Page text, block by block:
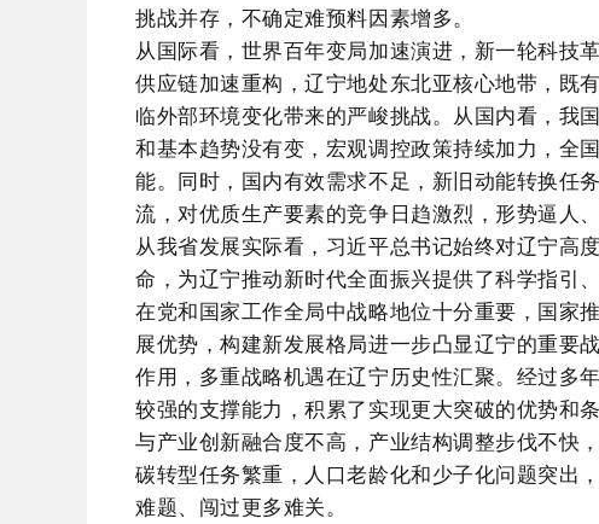
挑战并存，不确定难预料因素增多。
从国际看，世界百年变局加速演进，新一轮科技
供应链加速重构，辽宁地处东北亚核心地带，既
临外部环境变化带来的严峻挑战。从国内看，我
和基本趋势没有变，宏观调控政策持续加力，全
能。同时，国内有效需求不足，新旧动能转换任
流，对优质生产要素的竞争日趋激烈，形势逼人、
从我省发展实际看，习近平总书记始终对辽宁高
命，为辽宁推动新时代全面振兴提供了科学指引
在党和国家工作全局中战略地位十分重要，国家
展优势，构建新发展格局进一步凸显辽宁的重要
作用，多重战略机遇在辽宁历史性汇聚。经过多
较强的支撑能力，积累了实现更大突破的优势和
与产业创新融合度不高，产业结构调整步伐不快
碳转型任务繁重，人口老龄化和少子化问题突出
难题、闯过更多难关。